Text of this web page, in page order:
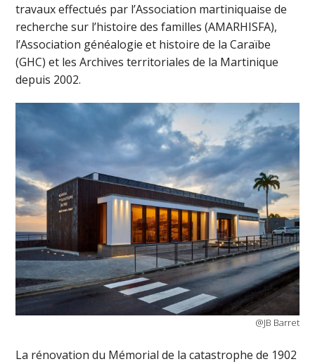
travaux effectués par l’Association martiniquaise de
recherche sur l’histoire des familles (AMARHISFA),
l’Association généalogie et histoire de la Caraïbe
(GHC) et les Archives territoriales de la Martinique
depuis 2002.
@JB Barret
La rénovation du Mémorial de la catastrophe de 1902